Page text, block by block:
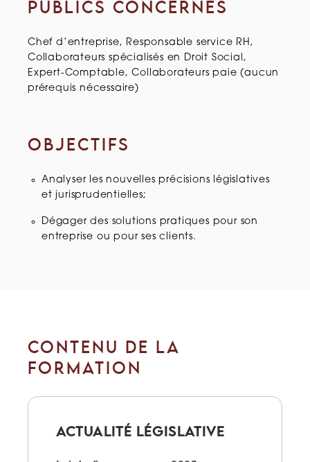
PUBLICS CONCERNÉS
Chef d’entreprise, Responsable service RH,
Collaborateurs spécialisés en Droit Social,
Expert-Comptable, Collaborateurs paie (aucun
prérequis nécessaire)
OBJECTIFS
Analyser les nouvelles précisions législatives
et jurisprudentielles;
Dégager des solutions pratiques pour son
entreprise ou pour ses clients.
CONTENU DE LA
FORMATION
ACTUALITÉ LÉGISLATIVE